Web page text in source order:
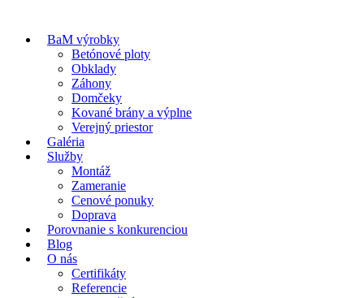
BaM výrobky
Betónové ploty
Obklady
Záhony
Domčeky
Kované brány a výplne
Verejný priestor
Galéria
Služby
Montáž
Zameranie
Cenové ponuky
Doprava
Porovnanie s konkurenciou
Blog
O nás
Certifikáty
Referencie